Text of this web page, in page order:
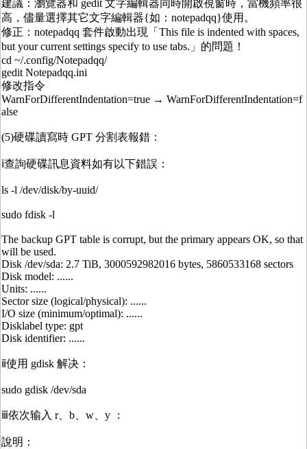
建議：瀏覽器和 gedit 文字編輯器同時開啟視窗時，當機頻率很
高，儘量選擇其它文字編輯器{如：notepadqq}使用。
修正：notepadqq 套件啟動出現「This file is indented with spaces,
but your current settings specify to use tabs.」的問題！
cd ~/.config/Notepadqq/
gedit Notepadqq.ini
修改指令
WarnForDifferentIndentation=true → WarnForDifferentIndentation=f
alse
(5)硬碟讀寫時 GPT 分割表報錯：
ⅰ查詢硬碟訊息資料如有以下錯誤：
ls -l /dev/disk/by-uuid/
sudo fdisk -l
The backup GPT table is corrupt, but the primary appears OK, so that
will be used.
Disk /dev/sda: 2.7 TiB, 3000592982016 bytes, 5860533168 sectors
Disk model: ......
Units: ......
Sector size (logical/physical): ......
I/O size (minimum/optimal): ......
Disklabel type: gpt
Disk identifier: ......
ⅱ使用 gdisk 解决：
sudo gdisk /dev/sda
ⅲ依次输入 r、b、w、y ：
說明：